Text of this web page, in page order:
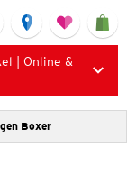
| Online &
Boxer